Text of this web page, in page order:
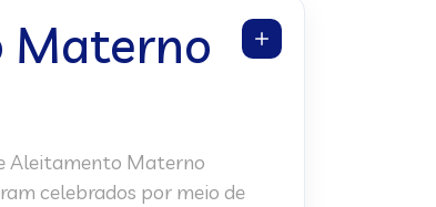
Materno
Aleitamento Materno
celebrados por meio de